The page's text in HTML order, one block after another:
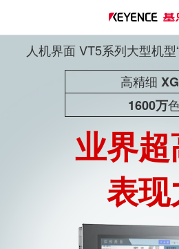
人机界面 VT5系列大型机
高精细
1600万
业界
表现